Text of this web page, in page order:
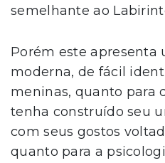
semelhante ao
Porém este apresenta
moderna, de fácil
meninas, quanto para
tenha construído seu
com seus gostos
quanto para a